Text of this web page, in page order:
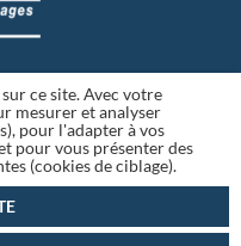
ce site. Avec votre
mesurer et analyser
pour l'adapter à vos
pour vous présenter des
(cookies de ciblage).